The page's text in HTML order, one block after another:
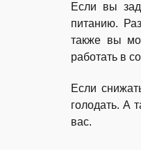
Если вы
питанию.
также вы
работать в
Если
голодать. А
вас.